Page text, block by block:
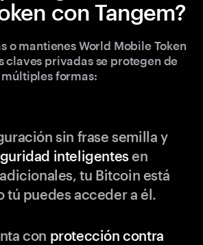
con Tangem?
o mantienes World Mobile Token
claves privadas se protegen de
múltiples formas:
sin frase semilla y
inteligentesen
tu Bitcoin está
tú puedes acceder a él.
con protección contra